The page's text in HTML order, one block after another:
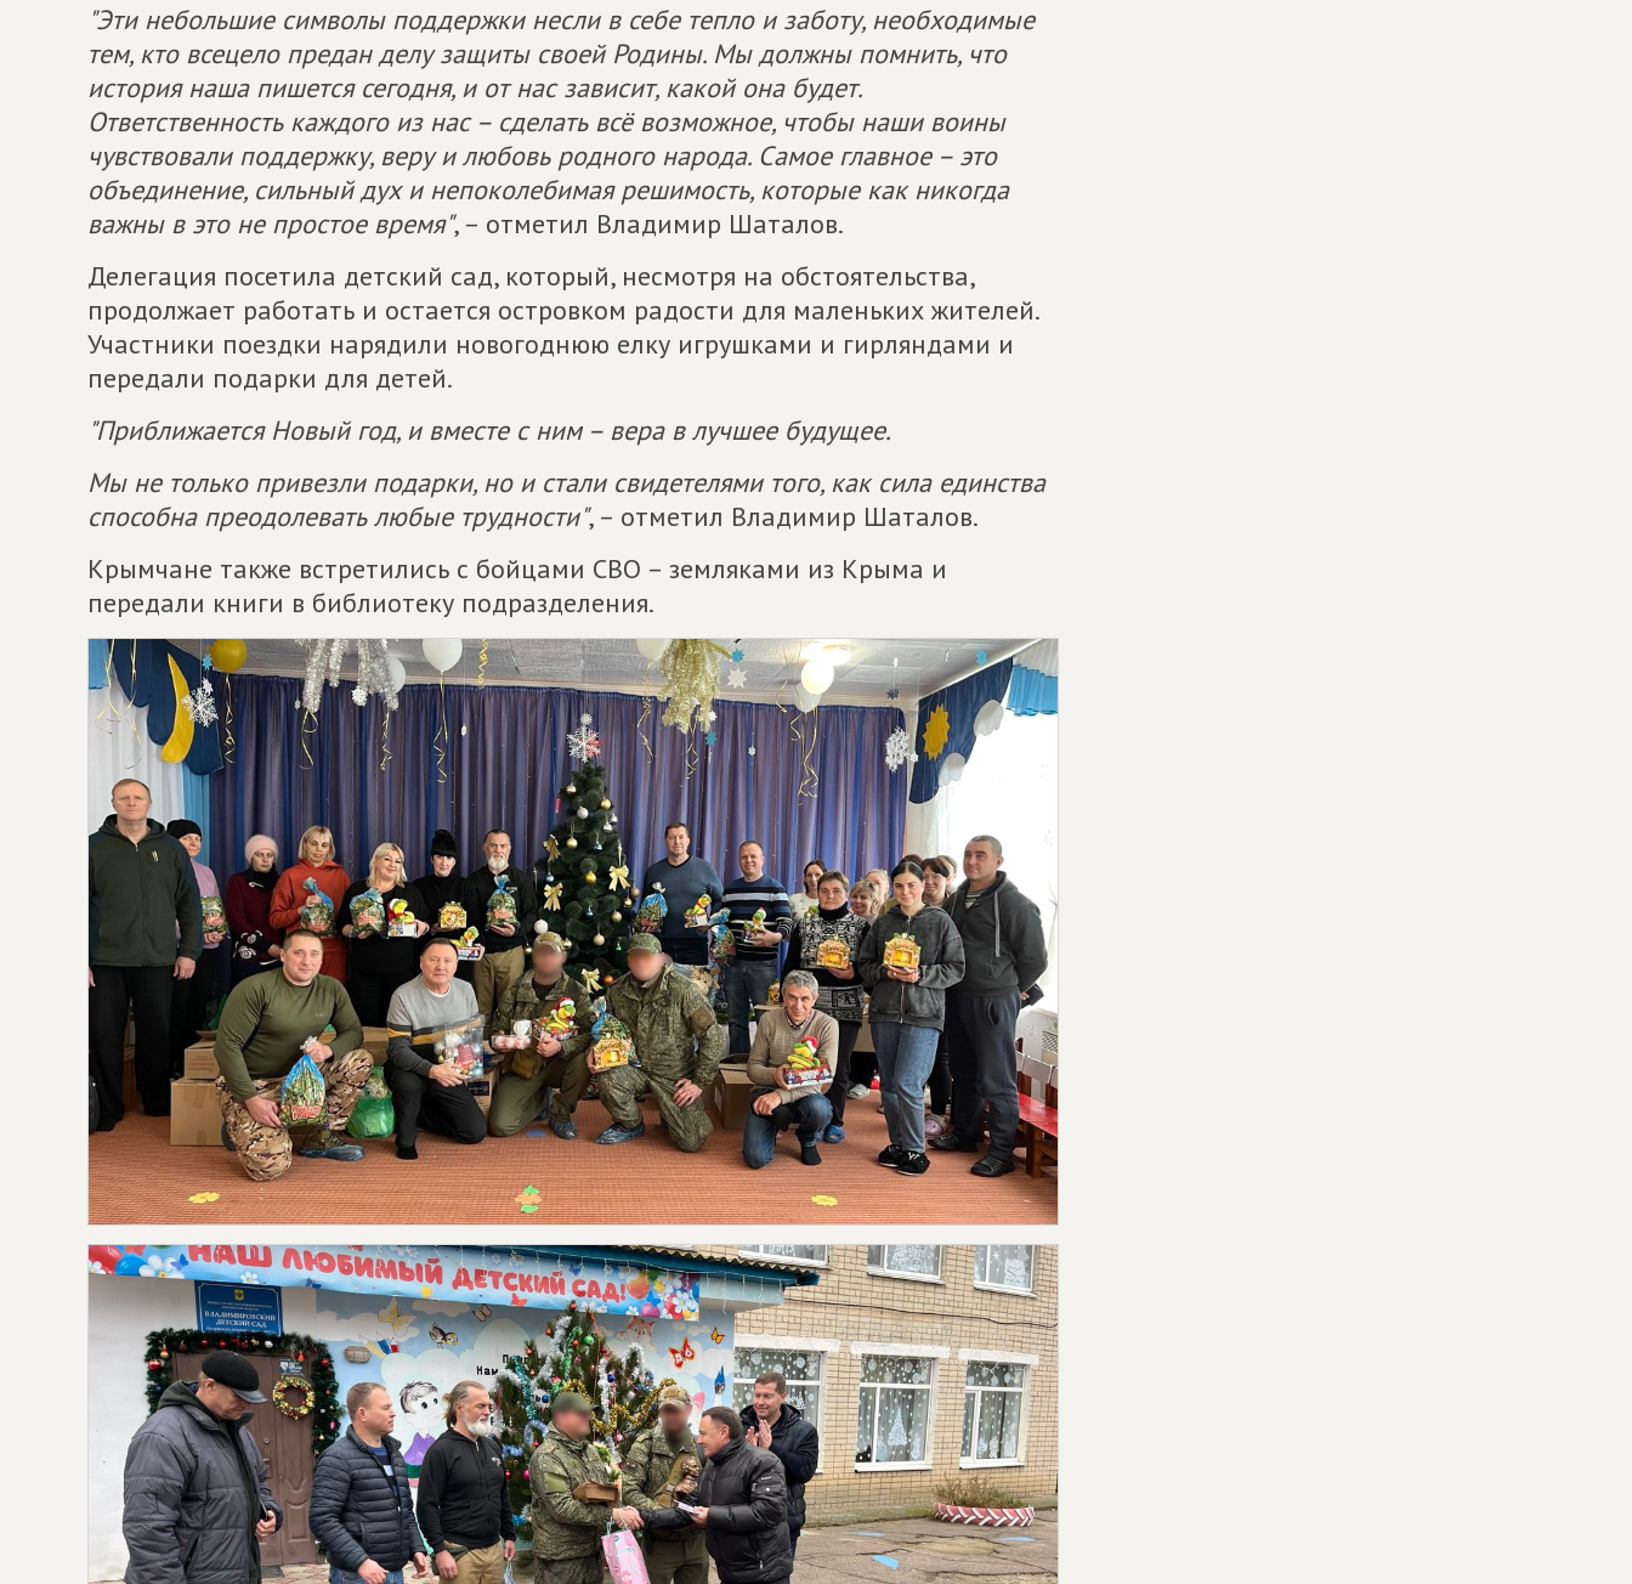
"Эти небольшие символы поддержки несли в себе тепло и заботу, необходимые
тем, кто всецело предан делу защиты своей Родины. Мы должны помнить, что
история наша пишется сегодня, и от нас зависит, какой она будет.
Ответственность каждого из нас – сделать всё возможное, чтобы наши воины
чувствовали поддержку, веру и любовь родного народа. Самое главное – это
объединение, сильный дух и непоколебимая решимость, которые как никогда
важны в это не простое время", – отметил Владимир Шаталов.
Делегация посетила детский сад, который, несмотря на обстоятельства,
продолжает работать и остается островком радости для маленьких жителей.
Участники поездки нарядили новогоднюю елку игрушками и гирляндами и
передали подарки для детей.
"Приближается Новый год, и вместе с ним – вера в лучшее будущее.
Мы не только привезли подарки, но и стали свидетелями того, как сила единства
способна преодолевать любые трудности", – отметил Владимир Шаталов.
Крымчане также встретились с бойцами СВО – земляками из Крыма и
передали книги в библиотеку подразделения.